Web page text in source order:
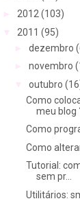
2012 (103)
2011 (95)
dezembro
novembro
outubro
Como
meu blog
Como
Como
Tutorial:
sem pr...
Utilitários: